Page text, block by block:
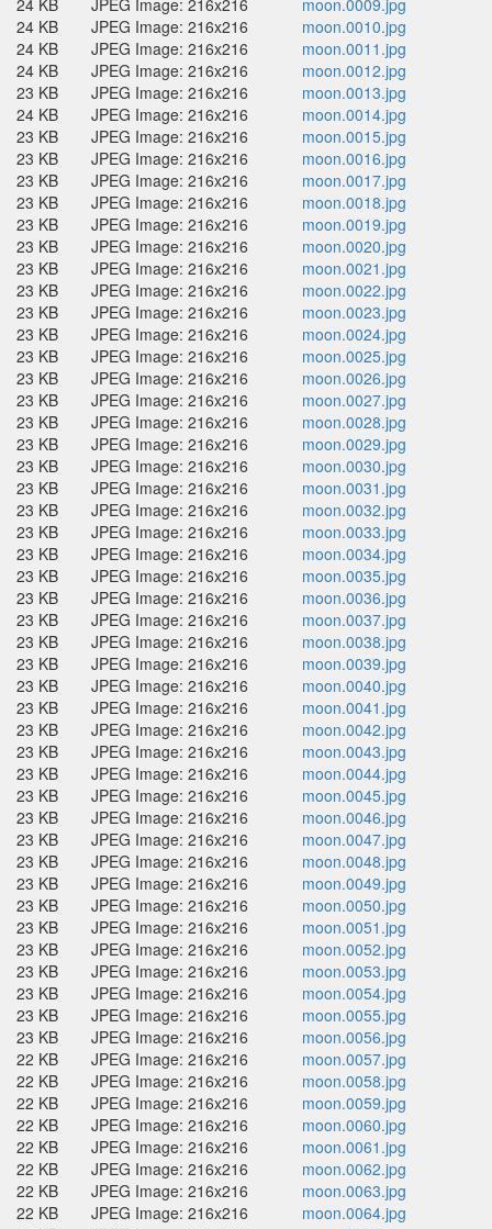
24 KB
JPEG Image: 216x216
moon.0009.jpg
24 KB
JPEG Image: 216x216
moon.0010.jpg
24 KB
JPEG Image: 216x216
moon.0011.jpg
24 KB
JPEG Image: 216x216
moon.0012.jpg
23 KB
JPEG Image: 216x216
moon.0013.jpg
24 KB
JPEG Image: 216x216
moon.0014.jpg
23 KB
JPEG Image: 216x216
moon.0015.jpg
23 KB
JPEG Image: 216x216
moon.0016.jpg
23 KB
JPEG Image: 216x216
moon.0017.jpg
23 KB
JPEG Image: 216x216
moon.0018.jpg
23 KB
JPEG Image: 216x216
moon.0019.jpg
23 KB
JPEG Image: 216x216
moon.0020.jpg
23 KB
JPEG Image: 216x216
moon.0021.jpg
23 KB
JPEG Image: 216x216
moon.0022.jpg
23 KB
JPEG Image: 216x216
moon.0023.jpg
23 KB
JPEG Image: 216x216
moon.0024.jpg
23 KB
JPEG Image: 216x216
moon.0025.jpg
23 KB
JPEG Image: 216x216
moon.0026.jpg
23 KB
JPEG Image: 216x216
moon.0027.jpg
23 KB
JPEG Image: 216x216
moon.0028.jpg
23 KB
JPEG Image: 216x216
moon.0029.jpg
23 KB
JPEG Image: 216x216
moon.0030.jpg
23 KB
JPEG Image: 216x216
moon.0031.jpg
23 KB
JPEG Image: 216x216
moon.0032.jpg
23 KB
JPEG Image: 216x216
moon.0033.jpg
23 KB
JPEG Image: 216x216
moon.0034.jpg
23 KB
JPEG Image: 216x216
moon.0035.jpg
23 KB
JPEG Image: 216x216
moon.0036.jpg
23 KB
JPEG Image: 216x216
moon.0037.jpg
23 KB
JPEG Image: 216x216
moon.0038.jpg
23 KB
JPEG Image: 216x216
moon.0039.jpg
23 KB
JPEG Image: 216x216
moon.0040.jpg
23 KB
JPEG Image: 216x216
moon.0041.jpg
23 KB
JPEG Image: 216x216
moon.0042.jpg
23 KB
JPEG Image: 216x216
moon.0043.jpg
23 KB
JPEG Image: 216x216
moon.0044.jpg
23 KB
JPEG Image: 216x216
moon.0045.jpg
23 KB
JPEG Image: 216x216
moon.0046.jpg
23 KB
JPEG Image: 216x216
moon.0047.jpg
23 KB
JPEG Image: 216x216
moon.0048.jpg
23 KB
JPEG Image: 216x216
moon.0049.jpg
23 KB
JPEG Image: 216x216
moon.0050.jpg
23 KB
JPEG Image: 216x216
moon.0051.jpg
23 KB
JPEG Image: 216x216
moon.0052.jpg
23 KB
JPEG Image: 216x216
moon.0053.jpg
23 KB
JPEG Image: 216x216
moon.0054.jpg
23 KB
JPEG Image: 216x216
moon.0055.jpg
23 KB
JPEG Image: 216x216
moon.0056.jpg
22 KB
JPEG Image: 216x216
moon.0057.jpg
22 KB
JPEG Image: 216x216
moon.0058.jpg
22 KB
JPEG Image: 216x216
moon.0059.jpg
22 KB
JPEG Image: 216x216
moon.0060.jpg
22 KB
JPEG Image: 216x216
moon.0061.jpg
22 KB
JPEG Image: 216x216
moon.0062.jpg
22 KB
JPEG Image: 216x216
moon.0063.jpg
22 KB
JPEG Image: 216x216
moon.0064.jpg